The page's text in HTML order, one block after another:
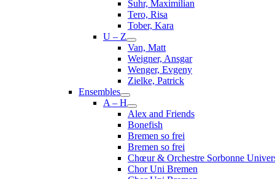
Suhr, Maximilian
Tero, Risa
Tober, Kara
U – Z
Van, Matt
Weigner, Ansgar
Wenger, Evgeny
Zielke, Patrick
Ensembles
A – H
Alex and Friends
Bonefish
Bremen so frei
Bremen so frei
Chœur & Orchestre Sorbonne
Chor Uni Bremen